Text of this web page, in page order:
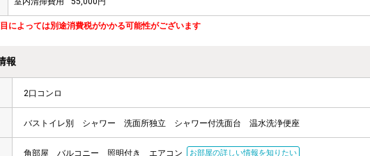
によっては別途消費税がかかる可能性がございます
報
2口コンロ
バストイレ別 シャワー 洗面所独立 シャワー付洗面台 温水洗浄便座
角部屋 バルコニー 照明付き エアコン お部屋の詳しい情報を知りたい